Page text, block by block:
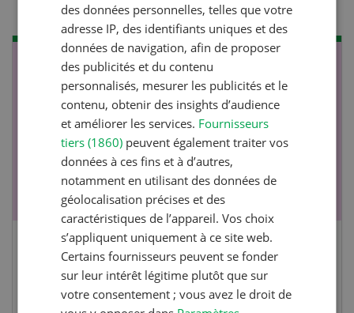
NOV
-
JAN
26
Cours spécialisé Aquaculture
Vous élevez des poissons ou songez à le faire?
des données personnelles, telles que votre
adresse IP, des identifiants uniques et des
données de navigation, afin de proposer
des publicités et du contenu
personnalisés, mesurer les publicités et le
contenu, obtenir des insights d’audience
et améliorer les services. Fournisseurs
tiers (1860) peuvent également traiter vos
données à ces fins et à d’autres,
notamment en utilisant des données de
géolocalisation précises et des
caractéristiques de l’appareil. Vos choix
s’appliquent uniquement à ce site web.
Certains fournisseurs peuvent se fonder
sur leur intérêt légitime plutôt que sur
votre consentement ; vous avez le droit de